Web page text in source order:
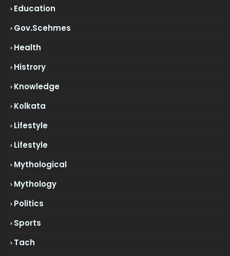
Education
Gov.scehmes
Health
Histrory
Knowledge
Kolkata
Lifestyle
Lifestyle
Mythological
Mythology
Politics
Sports
Tach